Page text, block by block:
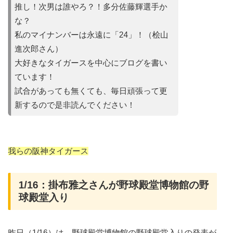
推し！次男は誰やろ？！多分佐藤輝選手か
な？
私のマイナンバーは永遠に「24」！（桧山
進次郎さん）
大好きなタイガースを中心にブログを書い
ています！
試合があって も無くても、毎日頑張って更
新するので是非読んでください！
我らの阪神タイガース
1/16：掛布雅之さんが野球殿堂博物館の野
球殿堂入り